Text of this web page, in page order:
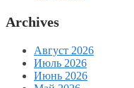
Archives
Август 2026
Июль 2026
Июнь 2026